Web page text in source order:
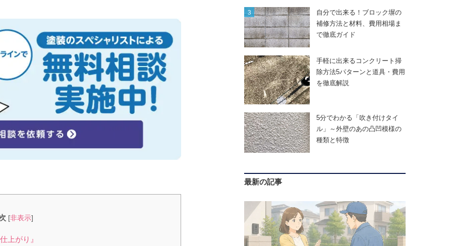
[非表示]
上がり』
自分で出来る！ブロック塀の
補修方法と材料、費用相場ま
で徹底ガイド
手軽に出来るコンクリート掃
除方法5パターンと道具・費用
を徹底解説
5分でわかる「吹き付けタイ
ル」～外壁のあの凸凹模様の
種類と特徴
最新の記事